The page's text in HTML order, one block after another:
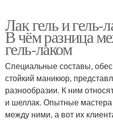
Лак гель и гель-
В чём разница
гель-лаком
Специальные составы,
стойкий маникюр,
разнообразии. К ним
и шеллак. Опытные
между ними, а вот их